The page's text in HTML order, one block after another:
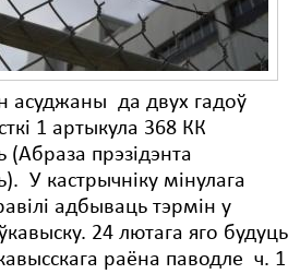
асуджаны да двух гадоў
1 артыкула 368 КК
(Абраза прэзідэнта
У кастрычніку мінулага
адбываць тэрмін у
24 лютага яго будуць
раёна паводле ч. 1